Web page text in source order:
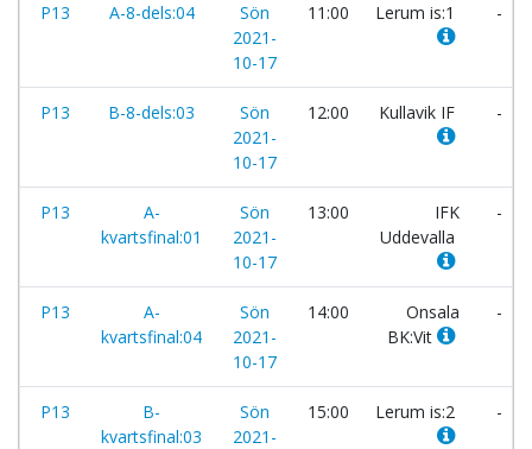
P13 A-8-dels:04
Sön
2021-
10-17
11:00 Lerum is:1 -
P13 B-8-dels:03
Sön
2021-
10-17
12:00 Kullavik IF -
P13
A-
kvartsfinal:01
Sön
2021-
10-17
13:00
IFK
Uddevalla
-
P13
A-
kvartsfinal:04
Sön
2021-
10-17
14:00
Onsala
BK:Vit
-
P13
B-
kvartsfinal:03
Sön
2021-
15:00 Lerum is:2 -